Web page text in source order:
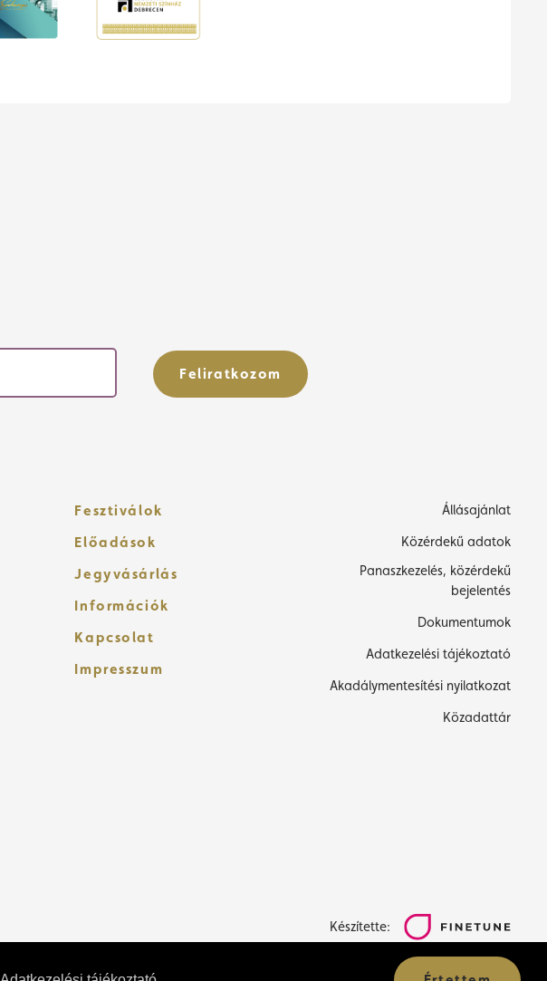
Feliratkozom
Fesztiválok
Előadások
Jegyvásárlás
Információk
Kapcsolat
Impresszum
Állásajánlat
Közérdekű adatok
Panaszkezelés, közérdekű
bejelentés
Dokumentumok
Adatkezelési tájékoztató
Akadálymentesítési nyilatkozat
Közadattár
Készítette: